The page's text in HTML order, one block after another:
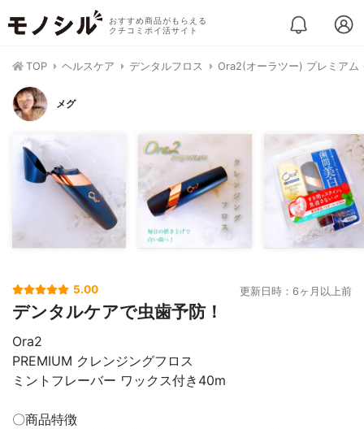
おすすめ商品がもらえる
クチコミポイ活サイト
TOP ヘルスケア デンタルフロス Ora2(オーラツー) プレミアム
メグ
5.00 更新日時：6ヶ月以上前
デンタルケアで虫歯予防！
Ora2
PREMIUM クレンジングフロス
ミントフレーバー ワックス付き40m
〇商品特徴